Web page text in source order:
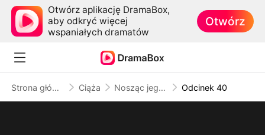
Otwórz aplikację DramaBox,
aby odkryć więcej
wspaniałych dramatów
Otwórz
Strona główna Ciąża Nosząc jego dzieci, kradnąc jego serce Odcinek 40